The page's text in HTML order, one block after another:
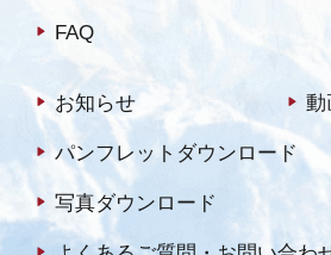
FAQ
お知らせ 動
パンフレットダウンロード
写真ダウンロード